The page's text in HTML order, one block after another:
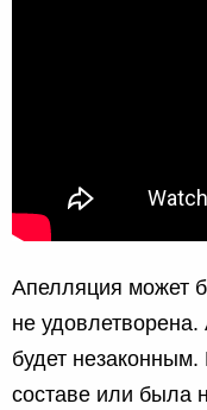
Апелляция может
не
будет
составе или была